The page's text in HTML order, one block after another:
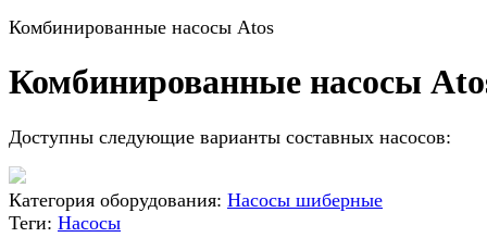
Комбинированные насосы Atos
Комбинированные насосы
Доступны следующие варианты составных насосов:
Категория оборудования: Насосы шиберные
Теги: Насосы